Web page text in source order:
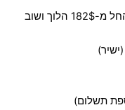
ושוב
תשלום)